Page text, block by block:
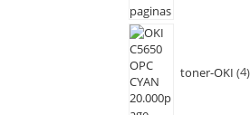
toner-OKI 4